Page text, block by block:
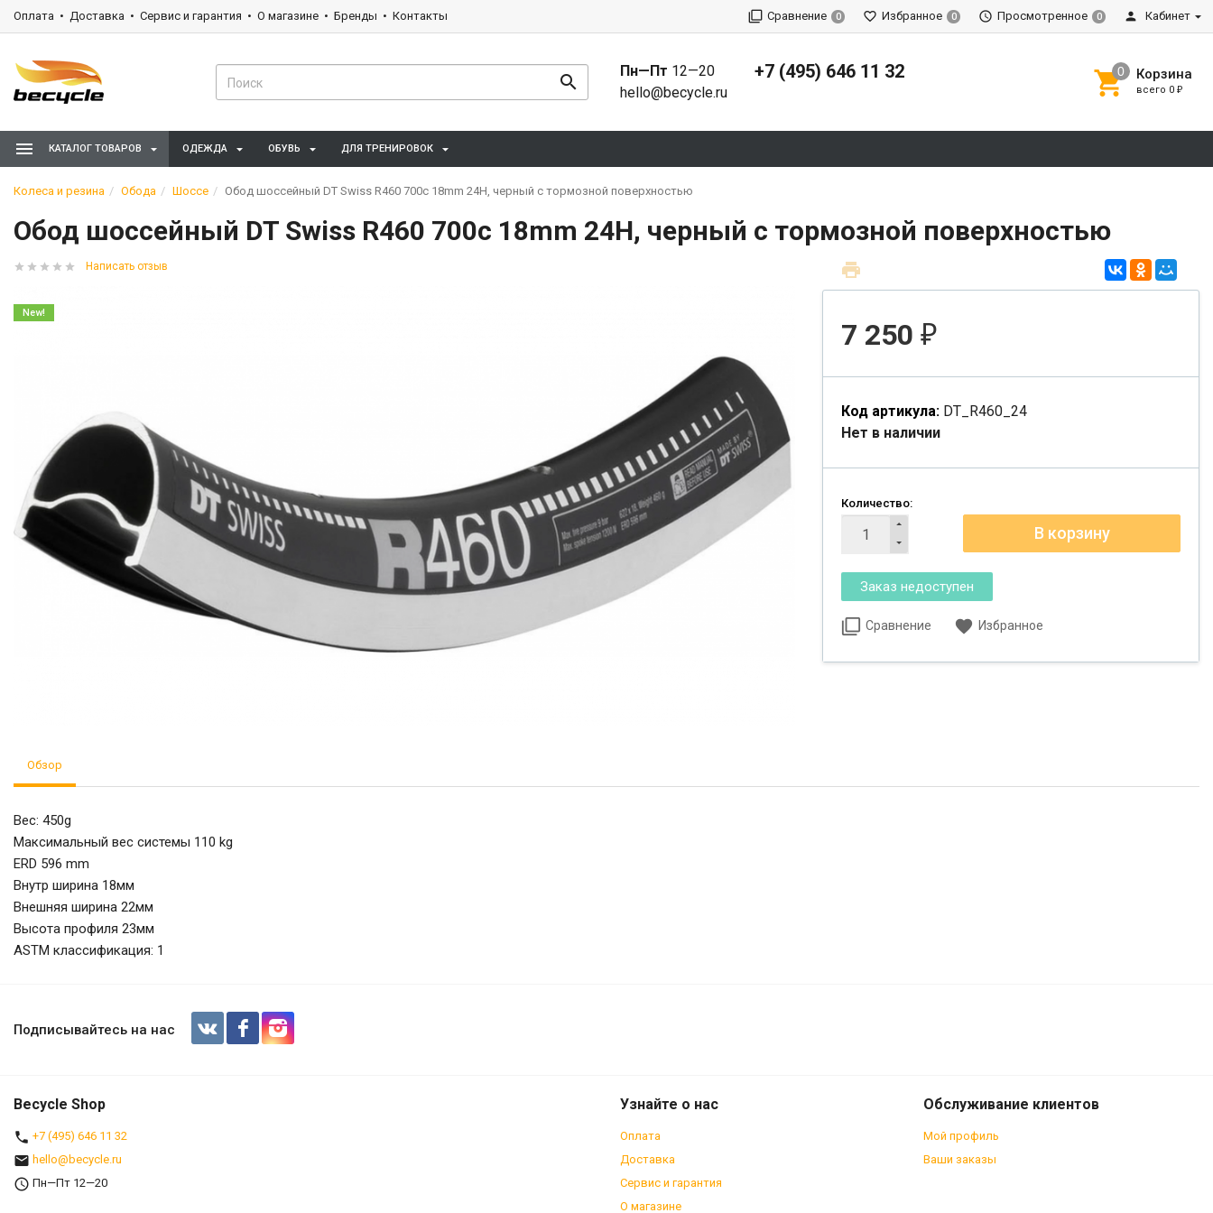
Оплата Доставка Сервис и гарантия О магазине Бренды Контакты Сравнение 0 Избранное 0 Просмотренное 0 Кабинет
Пн—Пт 12—20
hello@becycle.ru
+7 (495) 646 11 32 Корзина
всего 0 ₽
КАТАЛОГ ТОВАРОВ ОДЕЖДА ОБУВЬ ДЛЯ ТРЕНИРОВОК
Колеса и резина Обода Шоссе Обод шоссейный DT Swiss R460 700c 18mm 24H, черный с тормозной поверхностью
Обод шоссейный DT Swiss R460 700c 18mm 24H, черный с тормозной поверхностью
Написать отзыв
New!
7 250 ₽
Код артикула: DT_R460_24
Нет в наличии
Количество:
Сравнение Избранное
Обзор
Вес: 450g
Максимальный вес системы 110 kg
ERD 596 mm
Внутр ширина 18мм
Внешняя ширина 22мм
Высота профиля 23мм
ASTM классификация: 1
Обод шоссейный DT Swiss R460 700c 18mm 24H, черный с тормозной
поверхностью
Подписывайтесь на нас
Becycle Shop
+7 (495) 646 11 32
hello@becycle.ru
Пн—Пт 12—20
Узнайте о нас
Оплата
Доставка
Сервис и гарантия
О магазине
Обслуживание клиентов
Мой профиль
Ваши заказы